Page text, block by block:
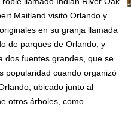
Maitland visitó Orlando y
en su granja llamada
de parques de Orlando, y
dos fuentes grandes, que se
popularidad cuando organizó
ubicado junto al
otros árboles, como